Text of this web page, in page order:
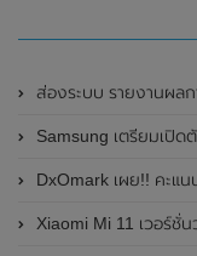
ส่องระบบ รายงานผล
Samsung เตรียมเปิดตัว
DxOmark เผย!! คะแนนทดสอบก
Xiaomi Mi 11 เวอร์ชั่นวางขายทั่วโลก ผ่า